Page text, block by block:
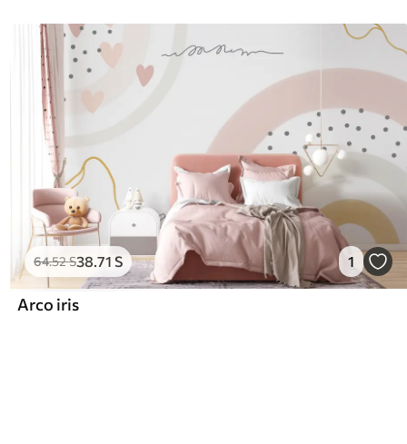
64.52S38.71 S 1
Arco iris